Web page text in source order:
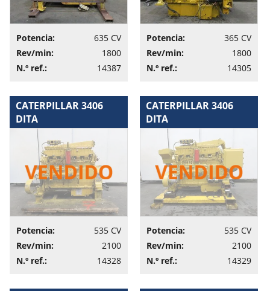
Potencia:
635 CV
Rev/min:
1800
N.º ref.:
14387
Potencia:
365 CV
Rev/min:
1800
N.º ref.:
14305
CATERPILLAR 3406
DITA
Potencia:
535 CV
Rev/min:
2100
N.º ref.:
14328
CATERPILLAR 3406
DITA
Potencia:
535 CV
Rev/min:
2100
N.º ref.:
14329